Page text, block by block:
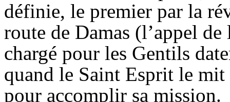
définie, le premier par la
route de Damas (l’appel
chargé pour les Gentils
quand le Saint Esprit le
pour accomplir sa mission.